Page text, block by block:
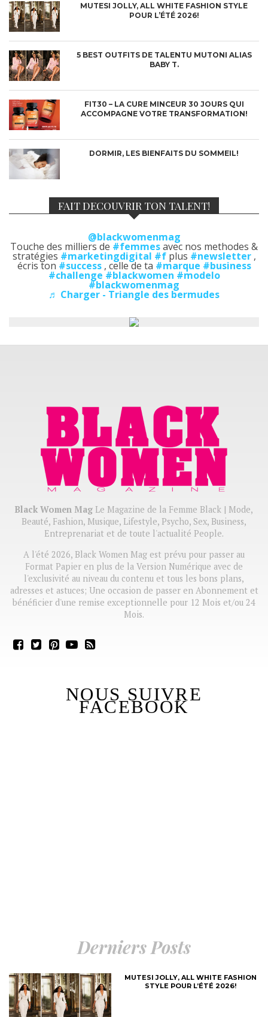
MUTESI JOLLY, ALL WHITE FASHION STYLE
POUR L’ÉTÉ 2026!
5 BEST OUTFITS DE TALENTU MUTONI ALIAS
BABY T.
FIT30 – LA CURE MINCEUR 30 JOURS QUI
ACCOMPAGNE VOTRE TRANSFORMATION!
DORMIR, LES BIENFAITS DU SOMMEIL!
FAIT DECOUVRIR TON TALENT!
@blackwomenmag
Touche des milliers de #femmesavec nos methodes &
stratégies #marketingdigital #fplus #newsletter,
écris ton #success, celle de ta #marque #business
#challenge #blackwomen #modelo
#blackwomenmag
♬ Charger - Triangle des bermudes
Black Women Mag Le Magazine de la Femme Black | Mode,
Beauté, Fashion, Musique, Lifestyle, Psycho, Sex, Business,
Entreprenariat et de toute l'actualité People.
A l'été 2026, Black Women Mag est prévu pour passer au
Format Papier en plus de la Version Numérique avec de
l'exclusivité au niveau du contenu et tous les bons plans,
adresses et astuces; Une occasion de passer en Abonnement et
bénéficier d'une remise exceptionnelle pour 12 Mois et/ou 24
Mois.
NOUS SUIVRE
FACEBOOK
Derniers Posts
MUTESI JOLLY, ALL WHITE FASHION
STYLE POUR L’ÉTÉ 2026!